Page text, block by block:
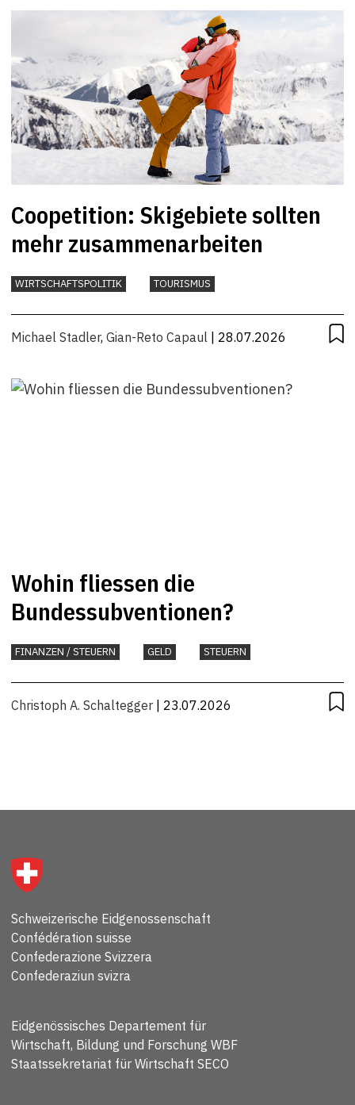
Coopetition: Skigebiete sollten
mehr zusammenarbeiten
WIRTSCHAFTSPOLITIK TOURISMUS
Michael Stadler, Gian-Reto Capaul | 28.07.2026
Wohin fliessen die
Bundessubventionen?
FINANZEN / STEUERN GELD STEUERN
Christoph A. Schaltegger | 23.07.2026
Schweizerische Eidgenossenschaft
Confédération suisse
Confederazione Svizzera
Confederaziun svizra
Eidgenössisches Departement für
Wirtschaft, Bildung und Forschung WBF
Staatssekretariat für Wirtschaft SECO